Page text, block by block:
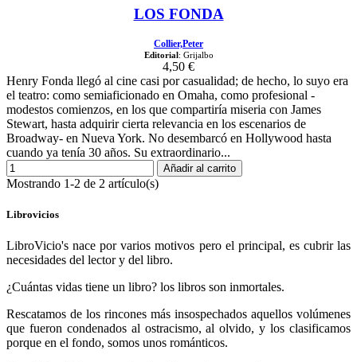
LOS FONDA
Collier,Peter
Editorial: Grijalbo
4,50 €
Henry Fonda llegó al cine casi por casualidad; de hecho, lo suyo era
el teatro: como semiaficionado en Omaha, como profesional -
modestos comienzos, en los que compartiría miseria con James
Stewart, hasta adquirir cierta relevancia en los escenarios de
Broadway- en Nueva York. No desembarcó en Hollywood hasta
cuando ya tenía 30 años. Su extraordinario...
Añadir al carrito
Mostrando 1-2 de 2 artículo(s)
Librovicios
LibroVicio's nace por varios motivos pero el principal, es cubrir las
necesidades del lector y del libro.
¿Cuántas vidas tiene un libro? los libros son inmortales.
Rescatamos de los rincones más insospechados aquellos volúmenes
que fueron condenados al ostracismo, al olvido, y los clasificamos
porque en el fondo, somos unos románticos.